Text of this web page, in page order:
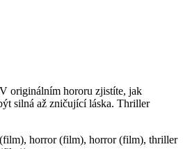
originálním hororu zjistíte, jak
silná až zničující láska. Thriller
horror (film), horror (film), thriller